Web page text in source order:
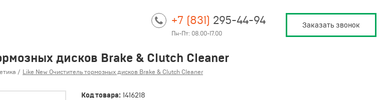
+7 (831) 295-44-94
Пн-Пт: 08.00-17.00
Заказать звонок
дисков Brake & Clutch Cleaner
Like New Очиститель тормозных дисков Brake & Clutch Cleaner
Код товара: 1416218